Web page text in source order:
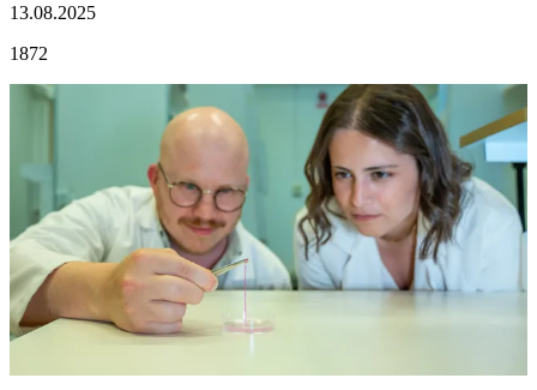
13.08.2025
1872